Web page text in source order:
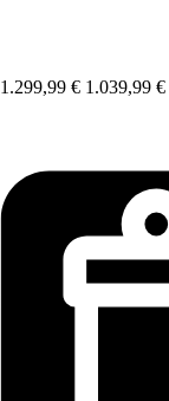
1.299,99 € 1.039,99 €